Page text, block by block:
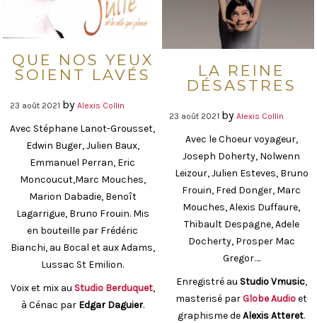
FRAGILES, DEBOUT
J’AI RENCONTRÉ DES ÉTRANGERS
QUE NOS YEUX
SOIENT LAVÉS
23 août 2021 byAlexis Collin
Avec Stéphane Lanot-Grousset,
Edwin Buger, Julien Baux,
Emmanuel Perran, Eric
Moncoucut,Marc Mouches,
Marion Dabadie, Benoît
Lagarrigue, Bruno Frouin. Mis
en bouteille par Frédéric
Bianchi, au Bocal et aux Adams,
Lussac St Emilion.
Voix et mix au Studio Berduquet,
à Cénac par Edgar Daguier.
LA REINE
DÉSASTRES
23 août 2021 by Alexis Collin
Avec le Choeur voyageur,
Joseph Doherty, Nolwenn
Leizour, Julien Esteves, Bruno
Frouin, Fred Donger, Marc
Mouches, Alexis Duffaure,
Thibault Despagne, Adele
Docherty, Prosper Mac
Gregor….
Enregistré au Studio Vmusic,
masterisé parGlobe Audioet
graphisme deAlexis Atteret.